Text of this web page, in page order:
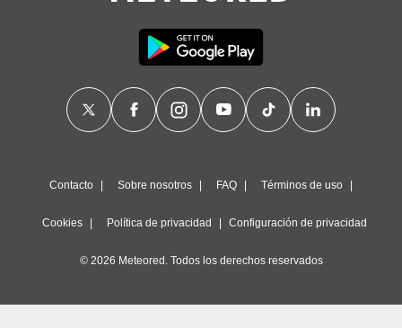
Contacto Sobre nosotros FAQ Términos de uso
Cookies Política de privacidad Configuración de privacidad
© 2026 Meteored. Todos los derechos reservados